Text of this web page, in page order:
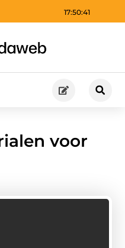
17:50:42
voor